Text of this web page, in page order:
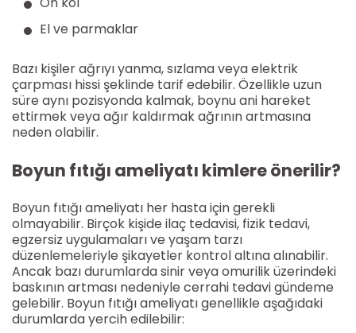
El ve parmaklar
Bazı kişiler ağrıyı yanma, sızlama veya elektrik
çarpması hissi şeklinde tarif edebilir. Özellikle uzun
süre aynı pozisyonda kalmak, boynu ani hareket
ettirmek veya ağır kaldırmak ağrının artmasına
neden olabilir.
Boyun fıtığı ameliyatı kimlere önerilir?
Boyun fıtığı ameliyatı her hasta için gerekli
olmayabilir. Birçok kişide ilaç tedavisi, fizik tedavi,
egzersiz uygulamaları ve yaşam tarzı
düzenlemeleriyle şikayetler kontrol altına alınabilir.
Ancak bazı durumlarda sinir veya omurilik üzerindeki
baskının artması nedeniyle cerrahi tedavi gündeme
gelebilir. Boyun fıtığı ameliyatı genellikle aşağıdaki
durumlarda yercih edilebilir: